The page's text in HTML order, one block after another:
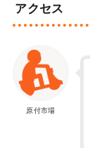
アクセス
原付市場